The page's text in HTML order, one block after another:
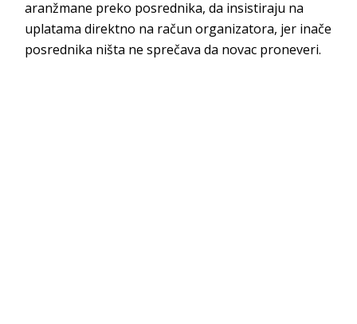
aranžmane preko posrednika, da insistiraju na
uplatama direktno na račun organizatora, jer inače
posrednika ništa ne sprečava da novac proneveri.